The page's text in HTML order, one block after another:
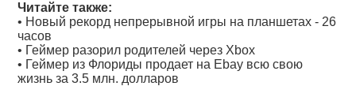
Читайте также:
• Новый рекорд непрерывной игры на планшетах - 26
часов
• Геймер разорил родителей через Xbox
• Геймер из Флориды продает на Ebay всю свою
жизнь за 3.5 млн. долларов